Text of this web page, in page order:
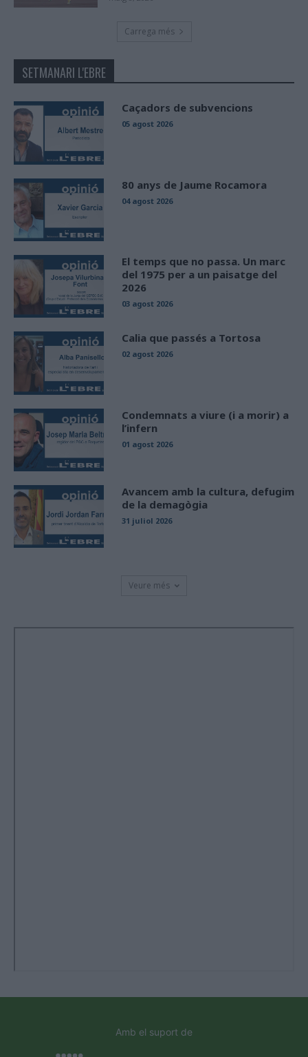
Carrega més
SETMANARI L'EBRE
Caçadors de subvencions
05 agost 2026
80 anys de Jaume Rocamora
04 agost 2026
El temps que no passa. Un marc
del 1975 per a un paisatge del
2026
03 agost 2026
Calia que passés a Tortosa
02 agost 2026
Condemnats a viure (i a morir) a
l’infern
01 agost 2026
Avancem amb la cultura, defugim
de la demagògia
31 juliol 2026
Veure més
Amb el suport de